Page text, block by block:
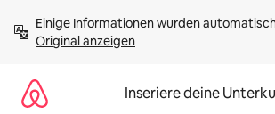
Inhalten
springenOriginal anzeigen
Inseriere deine